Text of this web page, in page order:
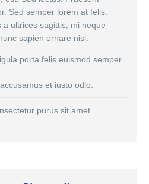
Sed semper lorem at felis.
ultrices sagittis, mi neque
sapien ornare nisl.
porta felis euismod semper.
et iusto odio.
purus sit amet